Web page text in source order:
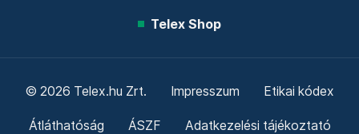
Telex Shop
© 2026 Telex.hu Zrt. Impresszum Etikai kódex
Átláthatóság ÁSZF Adatkezelési tájékoztató